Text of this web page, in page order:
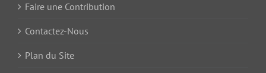
Faire une Contribution
Contactez-Nous
Plan du Site